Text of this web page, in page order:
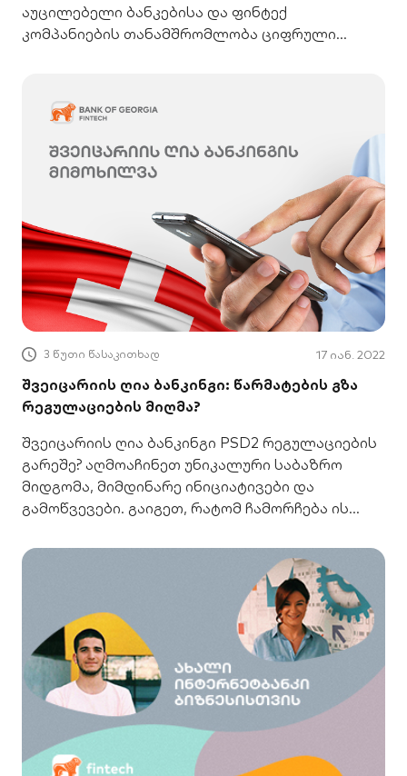
აუცილებელი ბანკებისა და ფინტექ
კომპანიების თანამშრომლობა ციფრული
3 წუთი წასაკითხად 17 იან. 2022
შვეიცარიის ღია ბანკინგი: წარმატების გზა
რეგულაციების მიღმა?
შვეიცარიის ღია ბანკინგი PSD2 რეგულაციების
გარეშე? აღმოაჩინეთ უნიკალური საბაზრო
მიდგომა, მიმდინარე ინიციატივები და
გამოწვევები. გაიგეთ, რატომ ჩამორჩება ის